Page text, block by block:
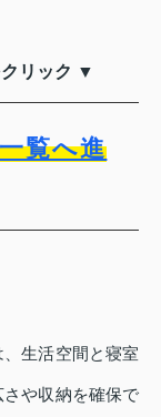
リック ▼
覧へ進
生活空間と寝室
や収納を確保で